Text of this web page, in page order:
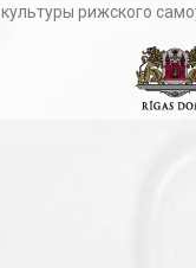
культуры рижского